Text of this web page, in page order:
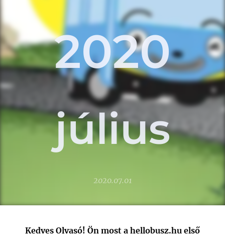
2020
július
2020.07.01
Kedves Olvasó! Ön most a hellobusz.hu első